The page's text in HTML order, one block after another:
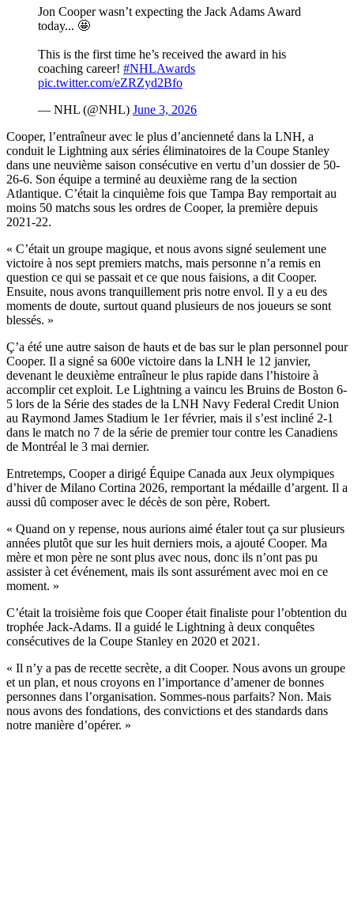
Jon Cooper wasn’t expecting the Jack Adams Award
today... 🤩
This is the first time he’s received the award in his
coaching career! #NHLAwards
pic.twitter.com/eZRZyd2Bfo
— NHL (@NHL) June 3, 2026
Cooper, l’entraîneur avec le plus d’ancienneté dans la LNH, a
conduit le Lightning aux séries éliminatoires de la Coupe Stanley
dans une neuvième saison consécutive en vertu d’un dossier de 50-
26-6. Son équipe a terminé au deuxième rang de la section
Atlantique. C’était la cinquième fois que Tampa Bay remportait au
moins 50 matchs sous les ordres de Cooper, la première depuis
2021-22.
« C’était un groupe magique, et nous avons signé seulement une
victoire à nos sept premiers matchs, mais personne n’a remis en
question ce qui se passait et ce que nous faisions, a dit Cooper.
Ensuite, nous avons tranquillement pris notre envol. Il y a eu des
moments de doute, surtout quand plusieurs de nos joueurs se sont
blessés. »
Ç’a été une autre saison de hauts et de bas sur le plan personnel pour
Cooper. Il a signé sa 600e victoire dans la LNH le 12 janvier,
devenant le deuxième entraîneur le plus rapide dans l’histoire à
accomplir cet exploit. Le Lightning a vaincu les Bruins de Boston 6-
5 lors de la Série des stades de la LNH Navy Federal Credit Union
au Raymond James Stadium le 1er février, mais il s’est incliné 2-1
dans le match no 7 de la série de premier tour contre les Canadiens
de Montréal le 3 mai dernier.
Entretemps, Cooper a dirigé Équipe Canada aux Jeux olympiques
d’hiver de Milano Cortina 2026, remportant la médaille d’argent. Il a
aussi dû composer avec le décès de son père, Robert.
« Quand on y repense, nous aurions aimé étaler tout ça sur plusieurs
années plutôt que sur les huit derniers mois, a ajouté Cooper. Ma
mère et mon père ne sont plus avec nous, donc ils n’ont pas pu
assister à cet événement, mais ils sont assurément avec moi en ce
moment. »
C’était la troisième fois que Cooper était finaliste pour l’obtention du
trophée Jack-Adams. Il a guidé le Lightning à deux conquêtes
consécutives de la Coupe Stanley en 2020 et 2021.
« Il n’y a pas de recette secrète, a dit Cooper. Nous avons un groupe
et un plan, et nous croyons en l’importance d’amener de bonnes
personnes dans l’organisation. Sommes-nous parfaits? Non. Mais
nous avons des fondations, des convictions et des standards dans
notre manière d’opérer. »